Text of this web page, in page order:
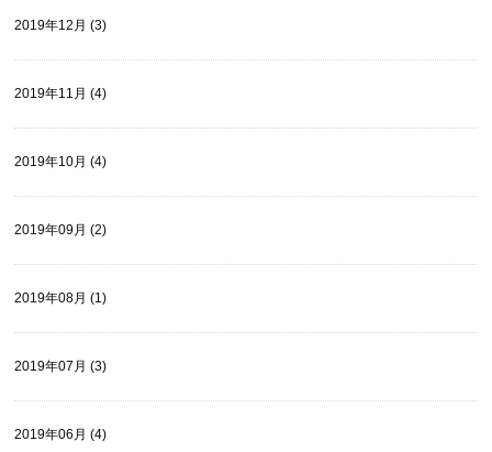
2019年12月 (3)
2019年11月 (4)
2019年10月 (4)
2019年09月 (2)
2019年08月 (1)
2019年07月 (3)
2019年06月 (4)